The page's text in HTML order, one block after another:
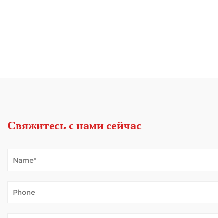
Свяжитесь с нами сейчас
Как мобильный самокат справляется с погодными